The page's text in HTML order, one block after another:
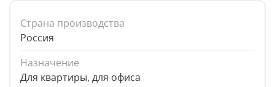
Страна производства
Россия
Назначение
Для квартиры, для офиса